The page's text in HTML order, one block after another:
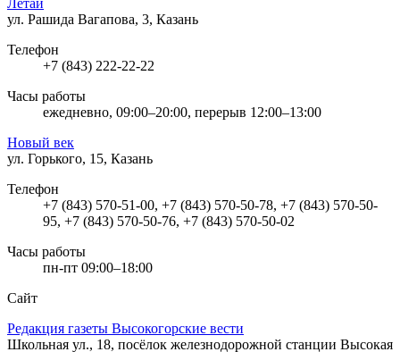
ул. Рашида Вагапова, 3, Казань
Телефон
+7 (843) 222-22-22
Часы работы
ежедневно, 09:00–20:00, перерыв 12:00–13:00
Новый век
ул. Горького, 15, Казань
Телефон
+7 (843) 570-51-00, +7 (843) 570-50-78, +7 (843) 570-50-
95, +7 (843) 570-50-76, +7 (843) 570-50-02
Часы работы
пн-пт 09:00–18:00
Сайт
Редакция газеты Высокогорские вести
Школьная ул., 18, посёлок железнодорожной станции Высокая